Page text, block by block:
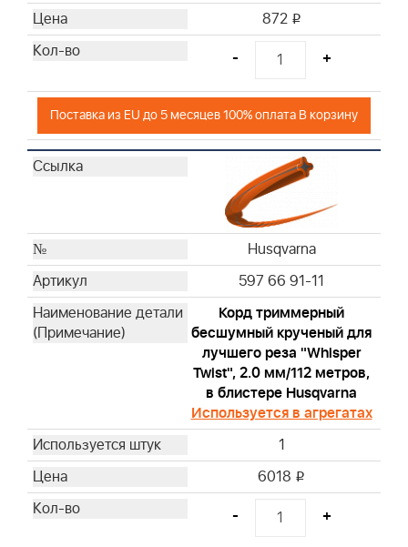
872 i
- +
Поставка из EU до 5 месяцев 100% оплата В корзину
Husqvarna
597 66 91-11
Корд триммерный
бесшумный крученый для
лучшего реза "Whisper
Twist", 2.0 мм/112 метров,
в блистере Husqvarna
Используется в агрегатах
1
6018 i
- +